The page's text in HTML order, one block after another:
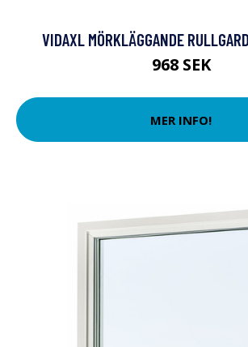
VIDAXL MÖRKLÄGGANDE
968 SEK
MER INFO!